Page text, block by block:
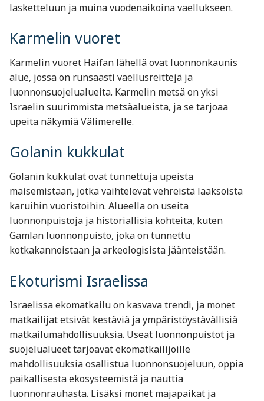
lasketteluun ja muina vuodenaikoina vaellukseen.
Karmelin vuoret
Karmelin vuoret Haifan lähellä ovat luonnonkaunis
alue, jossa on runsaasti vaellusreittejä ja
luonnonsuojelualueita. Karmelin metsä on yksi
Israelin suurimmista metsäalueista, ja se tarjoaa
upeita näkymiä Välimerelle.
Golanin kukkulat
Golanin kukkulat ovat tunnettuja upeista
maisemistaan, jotka vaihtelevat vehreistä laaksoista
karuihin vuoristoihin. Alueella on useita
luonnonpuistoja ja historiallisia kohteita, kuten
Gamlan luonnonpuisto, joka on tunnettu
kotkakannoistaan ja arkeologisista jäänteistään.
Ekoturismi Israelissa
Israelissa ekomatkailu on kasvava trendi, ja monet
matkailijat etsivät kestäviä ja ympäristöystävällisiä
matkailumahdollisuuksia. Useat luonnonpuistot ja
suojelualueet tarjoavat ekomatkailijoille
mahdollisuuksia osallistua luonnonsuojeluun, oppia
paikallisesta ekosysteemistä ja nauttia
luonnonrauhasta. Lisäksi monet majapaikat ja